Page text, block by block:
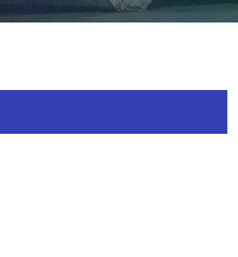
便
イト
ビジ
売上
業務
休業
商
コード